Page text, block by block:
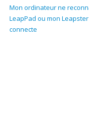
Mon ordinateur ne
LeapPad ou mon
connecte